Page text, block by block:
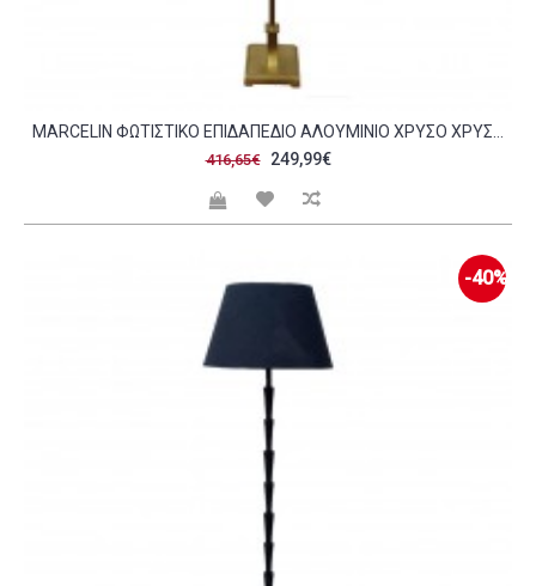
416,65€ 249,99€
-40%